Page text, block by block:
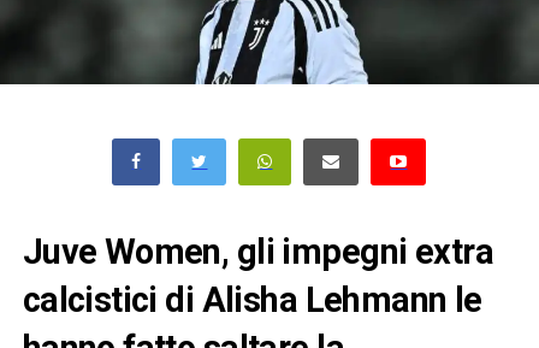
Juve Women, gli impegni extra
calcistici di Alisha Lehmann le